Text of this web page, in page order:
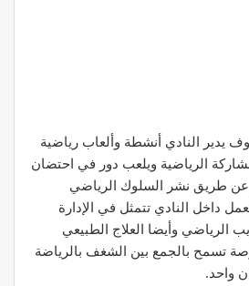
يدير النادي أنشطة وألعاب رياضية
الرياضية ويلعب دور في احتضان
عن طريق نشر السلوك الرياضي
داخل النادي تتمثل في الإدارة
الرياضي وأيضا العلاج الطبيعي
تسمح بالجمع بين الشغف بالرياضة
واحد.